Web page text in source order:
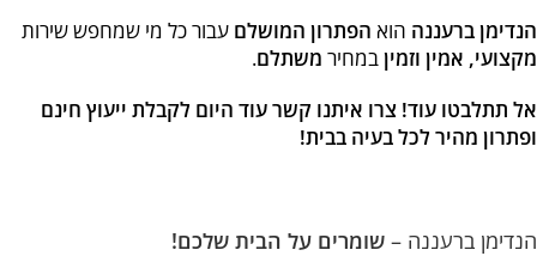
הנדימן ברעננה הוא הפתרון המושלם עבור כל מי שמחפש שירות
מקצועי, אמין וזמיןבמחיר משתלם.
אל תתלבטו עוד! צרו איתנו קשר עוד היום לקבלת ייעוץ חינם
ופתרון מהיר לכל בעיה בבית!
הנדימן ברעננה – שומרים על הבית שלכם!